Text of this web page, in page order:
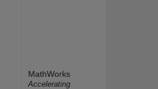
MathWorks
Accelerating